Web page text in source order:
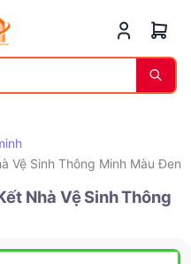
Vệ Sinh Thông Minh Màu Đen
Nhà Vệ Sinh Thông